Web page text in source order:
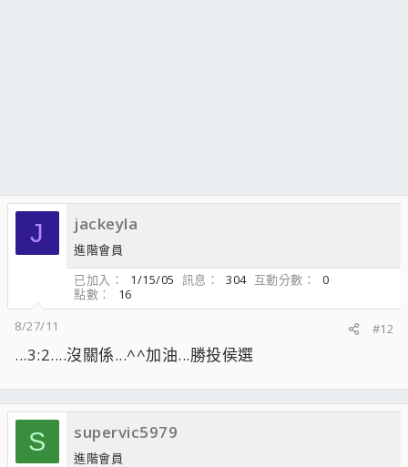
J jackeyla
進階會員
已加入
1/15/05 訊息 304 互動分數
0
點數
16
8/27/11
#12
...3:2....沒關係...^^加油...勝投侯選
S supervic5979
進階會員